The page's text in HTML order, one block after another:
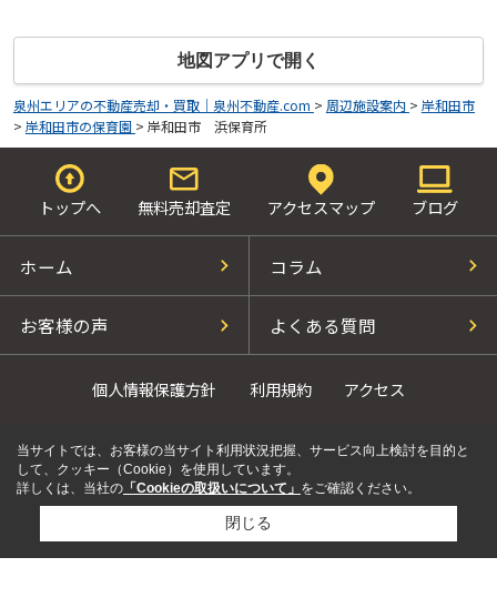
地図アプリで開く
泉州エリアの不動産売却・買取｜泉州不動産.com > 周辺施設案内 > 岸和田市
> 岸和田市の保育園 > 岸和田市 浜保育所
トップへ 無料売却査定 アクセスマップ ブログ
ホーム コラム
お客様の声 よくある質問
個人情報保護方針 利用規約 アクセス
当サイトでは、お客様の当サイト利用状況把握、サービス向上検討を目的と
して、クッキー（Cookie）を使用しています。
詳しくは、当社の 「Cookieの取扱いについて」 をご確認ください。
閉じる